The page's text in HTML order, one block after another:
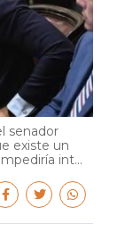
senador
existe un
int...